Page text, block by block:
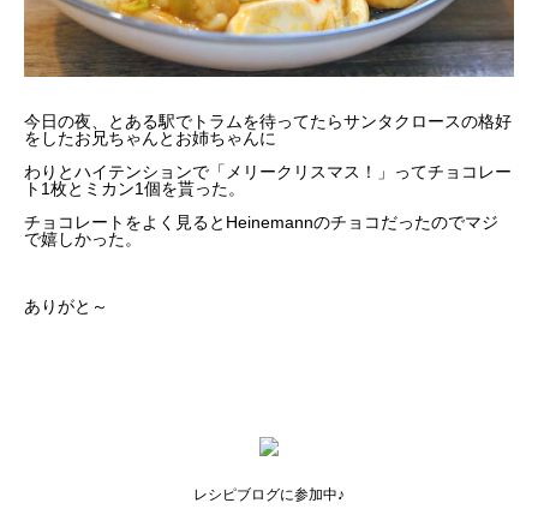
今日の夜、とある駅でトラムを待ってたらサンタクロースの格好
をしたお兄ちゃんとお姉ちゃんに
わりとハイテンションで「メリークリスマス！」ってチョコレー
ト1枚とミカン1個を貰った。
チョコレートをよく見るとHeinemannのチョコだったのでマジ
で嬉しかった。
ありがと～
レシピブログに参加中♪